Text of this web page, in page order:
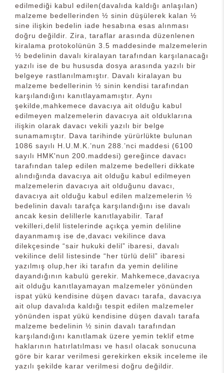
edilmediği kabul edilen(davalıda kaldığı anlaşılan)
malzeme bedellerinden ½ sinin düşülerek kalan ½
sine ilişkin bedelin iade hesabına esas alınması
doğru değildir. Zira, taraflar arasında düzenlenen
kiralama protokolünün 3.5 maddesinde malzemelerin
½ bedelinin davalı kiralayan tarafından karşılanacağı
yazılı ise de bu hususda dosya arasında yazılı bir
belgeye rastlanılmamıştır. Davalı kiralayan bu
malzeme bedellerinin ½ sinin kendisi tarafından
karşılandığını kanıtlayamamıştır. Aynı
şekilde,mahkemece davacıya ait olduğu kabul
edilmeyen malzemelerin davacıya ait olduklarına
ilişkin olarak davacı vekili yazılı bir belge
sunamamıştır. Dava tarihinde yürürlükte bulunan
1086 sayılı H.U.M.K.’nun 288.’nci maddesi (6100
sayılı HMK'nun 200.maddesi) gereğince davacı
tarafından talep edilen malzeme bedelleri dikkate
alındığında davacıya ait olduğu kabul edilmeyen
malzemelerin davacıya ait olduğunu davacı,
davacıya ait olduğu kabul edilen malzemelerin ½
bedelinin davalı tarafça karşılandığını ise davalı
ancak kesin delillerle kanıtlayabilir. Taraf
vekilleri,delil listelerinde açıkça yemin deliline
dayanmamış ise de,davacı vekilince dava
dilekçesinde “sair hukuki delil” ibaresi, davalı
vekilince delil listesinde “her türlü delil” ibaresi
yazılmış olup,her iki tarafın da yemin deliline
dayandığının kabulü gerekir. Mahkemece,davacıya
ait olduğu kanıtlayamayan malzemeler yönünden
ispat yükü kendisine düşen davacı tarafa, davacıya
ait olup davalıda kaldığı tespit edilen malzemeler
yönünden ispat yükü kendisine düşen davalı tarafa
malzeme bedelinin ½ sinin davalı tarafından
karşılandığını kanıtlamak üzere yemin teklif etme
haklarının hatırlatılması ve hasıl olacak sonucuna
göre bir karar verilmesi gerekirken eksik inceleme ile
yazılı şekilde karar verilmesi doğru değildir.